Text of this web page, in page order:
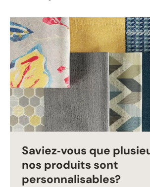
Saviez‑vous que
nos produits sont
personnalisables?